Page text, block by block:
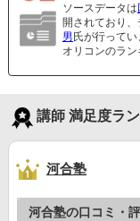
ソースデータは
開されており
男 氏が行ってい
オリコンのラ
講師 満足度ラ
河合塾
河合塾の口コミ・